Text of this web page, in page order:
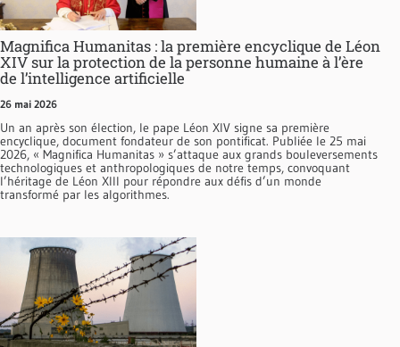
Magnifica Humanitas : la première encyclique de Léon
XIV sur la protection de la personne humaine à l’ère
de l’intelligence artificielle
26 mai 2026
Un an après son élection, le pape Léon XIV signe sa première
encyclique, document fondateur de son pontificat. Publiée le 25 mai
2026, « Magnifica Humanitas » s’attaque aux grands bouleversements
technologiques et anthropologiques de notre temps, convoquant
l’héritage de Léon XIII pour répondre aux défis d’un monde
transformé par les algorithmes.